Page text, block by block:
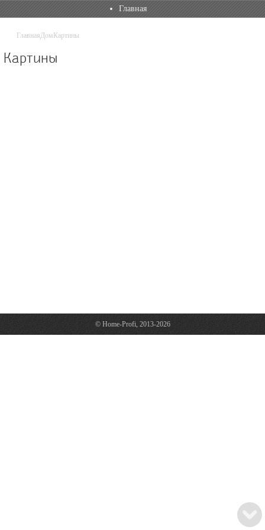
Главная
ГлавнаяДом Картины
Картины
© Home-Profi, 2013-2026